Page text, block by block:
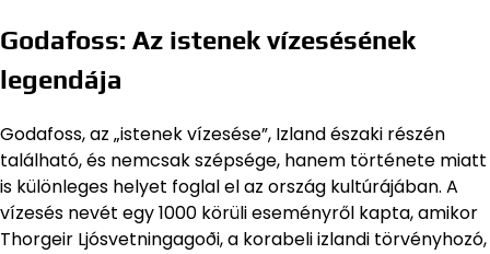
Godafoss: Az istenek vízesésének
legendája
Godafoss, az „istenek vízesése”, Izland északi részén
található, és nemcsak szépsége, hanem története miatt
is különleges helyet foglal el az ország kultúrájában. A
vízesés nevét egy 1000 körüli eseményről kapta, amikor
Thorgeir Ljósvetningagoði, a korabeli izlandi törvényhozó,